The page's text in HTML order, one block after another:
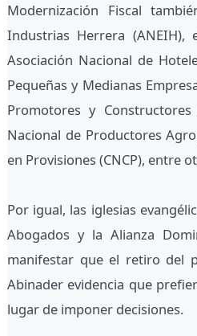
Modernización Fiscal
Industrias Herrera (ANEIH),
Asociación Nacional de
Pequeñas y Medianas
Promotores y
Nacional de Productores
en Provisiones (CNCP), entre
Por igual, las iglesias
Abogados y la Alianza
manifestar que el retiro del
Abinader evidencia que
lugar de imponer decisiones.